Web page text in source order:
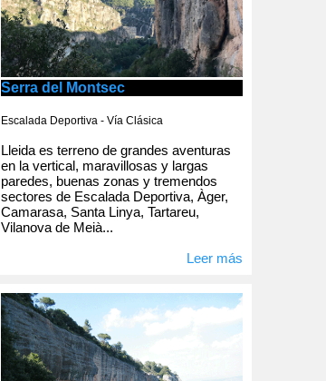
Serra del Montsec
Escalada Deportiva - Vía Clásica
Lleida es terreno de grandes aventuras
en la vertical, maravillosas y largas
paredes, buenas zonas y tremendos
sectores de Escalada Deportiva, Àger,
Camarasa, Santa Linya, Tartareu,
Vilanova de Meià...
Leer más